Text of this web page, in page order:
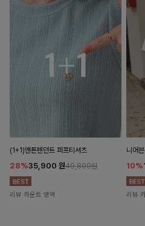
(1+1)앤튼펜던트 퍼프티셔츠
28%35,900 원49,800원
리뷰 카운트 영역
니어
10%
리뷰